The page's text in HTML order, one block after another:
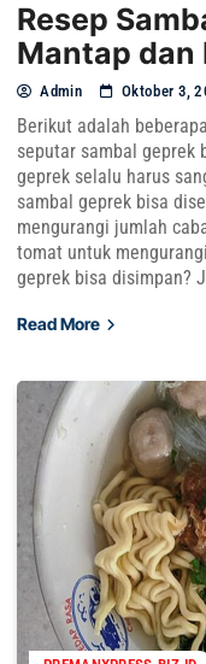
Resep
Mantap dan
Admin Oktober 3,
Berikut adalah
seputar sambal geprek
geprek selalu harus
sambal geprek bisa
mengurangi jumlah
tomat untuk
geprek bisa disimpan?
Read More